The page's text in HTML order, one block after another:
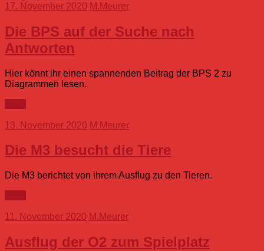
17. November 2020 M.Meurer
Die BPS auf der Suche nach
Antworten
Hier könnt ihr einen spannenden Beitrag der BPS 2 zu
Diagrammen lesen.
13. November 2020 M.Meurer
Die M3 besucht die Tiere
Die M3 berichtet von ihrem Ausflug zu den Tieren.
11. November 2020 M.Meurer
Ausflug der O2 zum Spielplatz